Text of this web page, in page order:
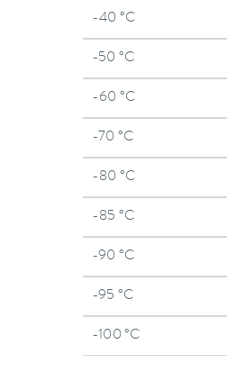
-40 °C
-50 °C
-60 °C
-70 °C
-80 °C
-85 °C
-90 °C
-95 °C
-100 °C